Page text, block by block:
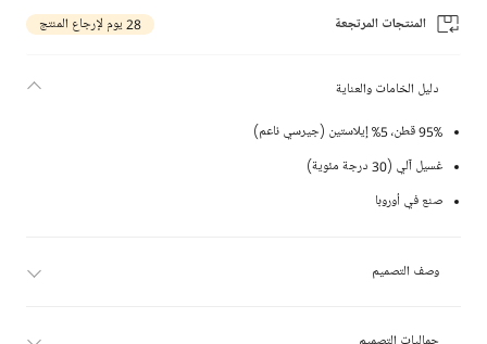
المنتجات المرتجعة 28 يوم لإرجاع المنتج
دليل الخامات والعناية
95% قطن، 5% إيلاستين (جيرسي ناعم)
غسيل آلي (30 درجة مئوية)
صنع في أوروبا
وصف التصميم